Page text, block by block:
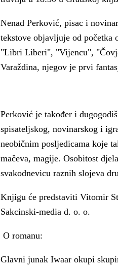
Nenad Perković, pisac i
tekstove objavljuje od početka
"Libri Liberi", "Vijencu",
Varaždina, njegov je prvi
Perković je također i
spisateljskog, novinarskog i
neobičnim posljedicama koje
mačeva, magije. Osobitost
svakodnevicu raznih slojeva
Knjigu će predstaviti Vitomir
Sakcinski-media d. o. o.
O romanu:
Glavni junak Iwaar okupi